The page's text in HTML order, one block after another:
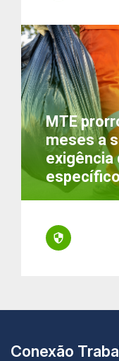
MTE
meses a
exigência
Conexão